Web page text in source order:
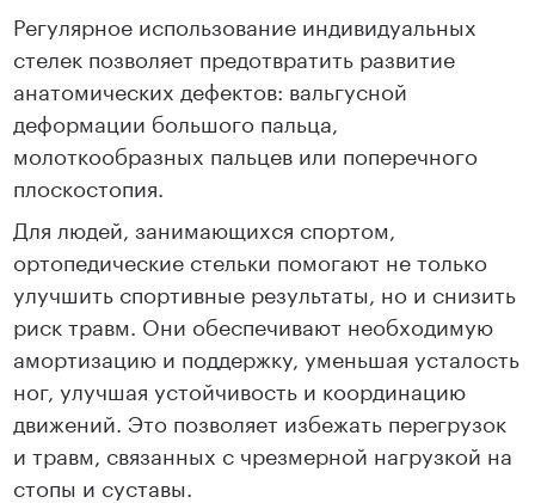
Регулярное использование индивидуальных
стелек позволяет предотвратить развитие
анатомических дефектов: вальгусной
деформации большого пальца,
молоткообразных пальцев или поперечного
плоскостопия.
Для людей, занимающихся спортом,
ортопедические стельки помогают не только
улучшить спортивные результаты, но и снизить
риск травм. Они обеспечивают необходимую
амортизацию и поддержку, уменьшая усталость
ног, улучшая устойчивость и координацию
движений. Это позволяет избежать перегрузок
и травм, связанных с чрезмерной нагрузкой на
стопы и суставы.